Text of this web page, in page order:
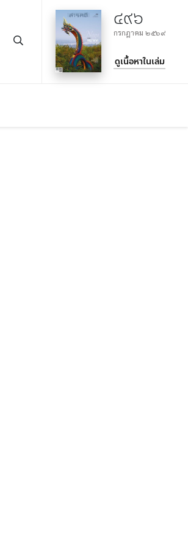
๔๙๖
กรกฎาคม ๒๕๖๙
ดูเนื้อหาในเล่ม